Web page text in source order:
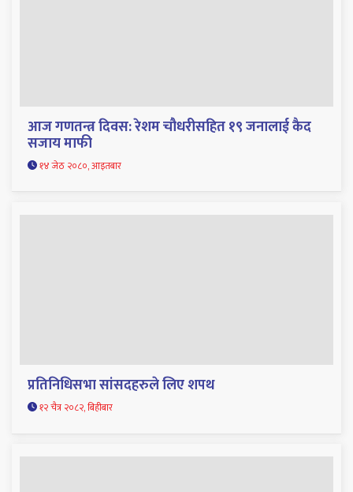
आज गणतन्त्र दिवस: रेशम चौधरीसहित १९ जनालाई कैद
सजाय माफी
१४ जेठ २०८०, आइतबार
प्रतिनिधिसभा सांसदहरुले लिए शपथ
१२ चैत्र २०८२, बिहीबार